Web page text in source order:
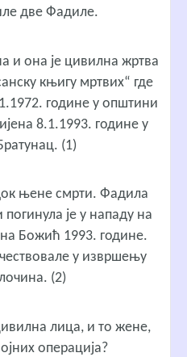
две Фадиле.
и она је цивилна жртва
књигу мртвих“ где
године у општини
8.1.1993. године у
(1)
њене смрти. Фадила
је у нападу на
Божић 1993. године.
у извршењу
(2)
лица, и то жене,
операција?